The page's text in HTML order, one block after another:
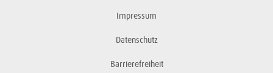
Impressum
Datenschutz
Barrierefreiheit